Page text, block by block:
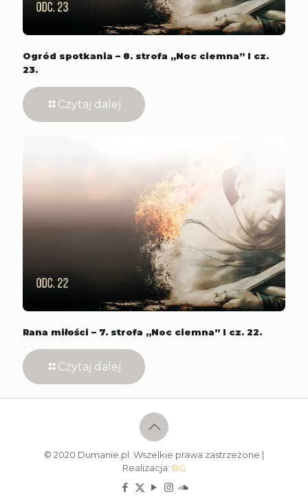
Ogród spotkania – 8. strofa „Noc ciemna” l cz.
23.
Czytaj dalej
Rana miłości – 7. strofa „Noc ciemna” l cz. 22.
Czytaj dalej
© 2020 Dumanie.pl. Wszelkie prawa zastrzeżone |
Realizacja: BG